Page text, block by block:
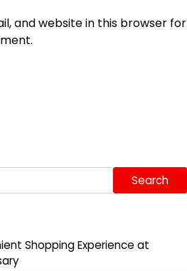
and website in this browser for
Search
Shopping Experience at